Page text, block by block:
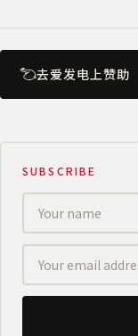
去爱发电上赞助
SUBSCRIBE